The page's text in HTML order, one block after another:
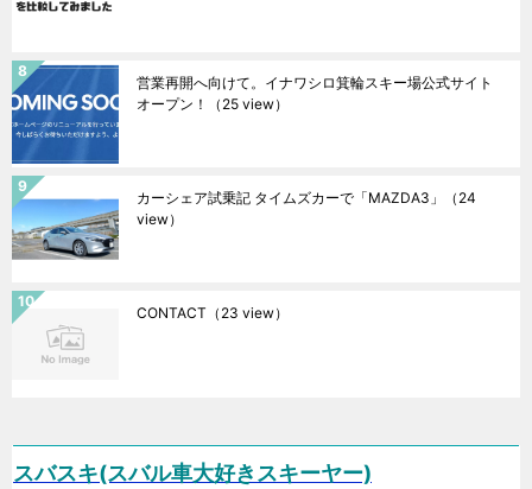
営業再開へ向けて。イナワシロ箕輪スキー場公式サイト
オープン！
（25 view）
カーシェア試乗記 タイムズカーで「MAZDA3」
（24
view）
CONTACT （23 view）
スバスキ(スバル車大好きスキーヤー)